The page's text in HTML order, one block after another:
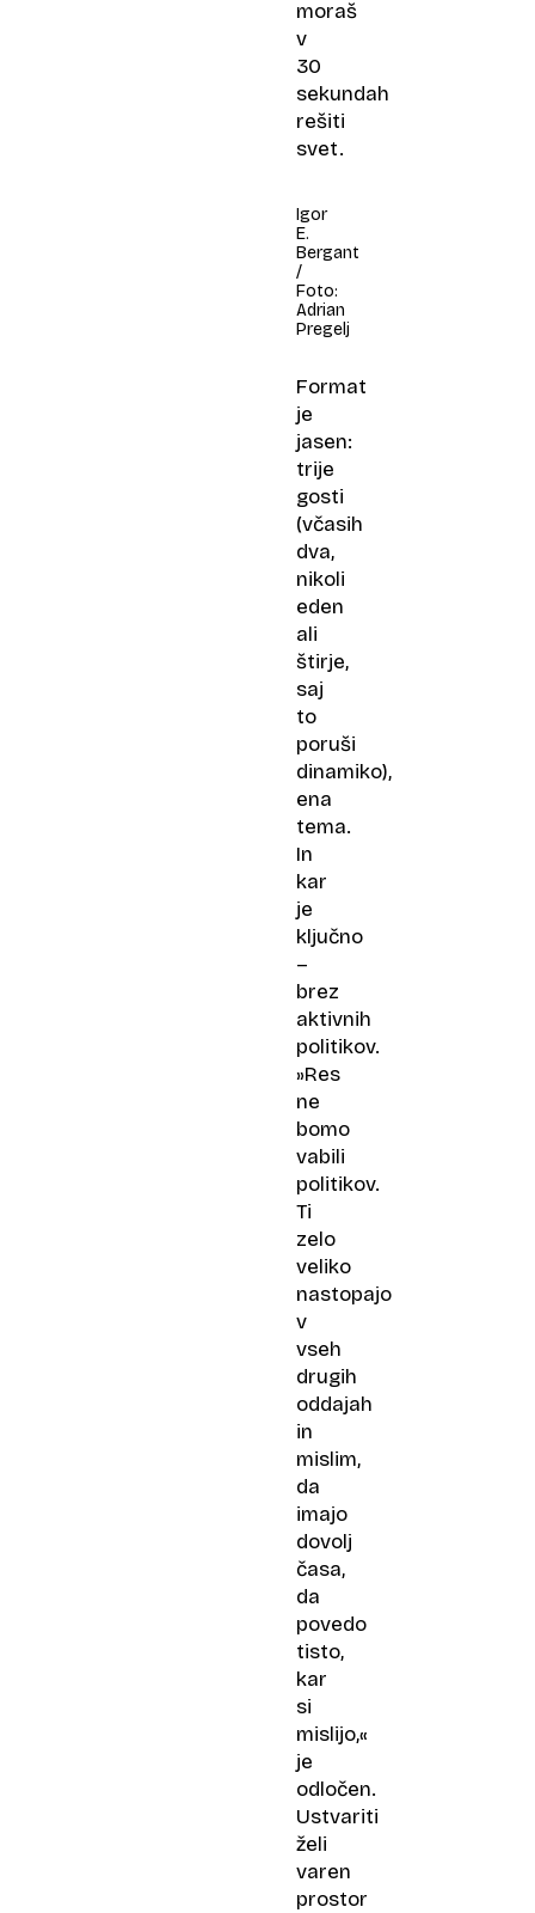
moraš
v
30
sekundah
rešiti
svet.
Igor
E.
Bergant
/
Foto:
Adrian
Pregelj
Format
je
jasen:
trije
gosti
(včasih
dva,
nikoli
eden
ali
štirje,
saj
to
poruši
dinamiko),
ena
tema.
In
kar
je
ključno
–
brez
aktivnih
politikov.
»Res
ne
bomo
vabili
politikov.
Ti
zelo
veliko
nastopajo
v
vseh
drugih
oddajah
in
mislim,
da
imajo
dovolj
časa,
da
povedo
tisto,
kar
si
mislijo,«
je
odločen.
Ustvariti
želi
varen
prostor